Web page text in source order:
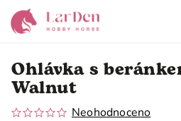
Ohlávka s
Walnut
Neohodnoceno